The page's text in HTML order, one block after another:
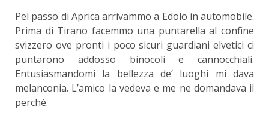
Pel passo di Aprica arrivammo a Edolo in automobile.
Prima di Tirano facemmo una puntarella al confine
svizzero ove pronti i poco sicuri guardiani elvetici ci
puntarono addosso binocoli e cannocchiali.
Entusiasmandomi la bellezza de’ luoghi mi dava
melanconia. L’amico la vedeva e me ne domandava il
perché.